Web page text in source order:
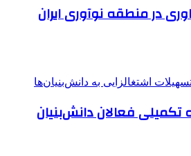
در منطقه نوآوری ایران
فعالان دانش‌بنیان